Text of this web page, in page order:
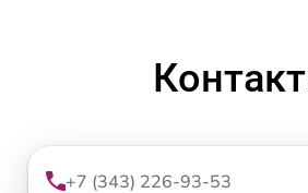
+7 (343) 226-93-53